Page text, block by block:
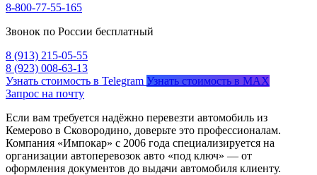
8-800-77-55-165
Звонок по России бесплатный
8 (913) 215-05-55
8 (923) 008-63-13
Узнать стоимость в Telegram Узнать стоимость в MAX
Запрос на почту
Если вам требуется надёжно перевезти автомобиль из
Кемерово в Сковородино, доверьте это профессионалам.
Компания «Импокар» с 2006 года специализируется на
организации автоперевозок авто «под ключ» — от
оформления документов до выдачи автомобиля клиенту.